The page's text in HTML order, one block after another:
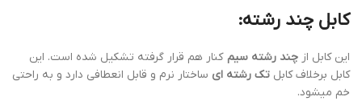
کابل چند رشته:
این کابل از چند رشته سیم کنار هم قرار گرفته تشکیل شده است. این
کابل برخلاف کابل تک رشته ای ساختار نرم و قابل انعطافی دارد و به راحتی
خم میشود.